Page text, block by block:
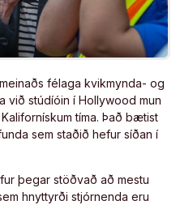
félaga kvikmynda- og
við stúdíóin í Hollywood mun
tíma. Það bætist
sem staðið hefur síðan í
þegar stöðvað að mestu
hnyttyrði stjórnenda eru